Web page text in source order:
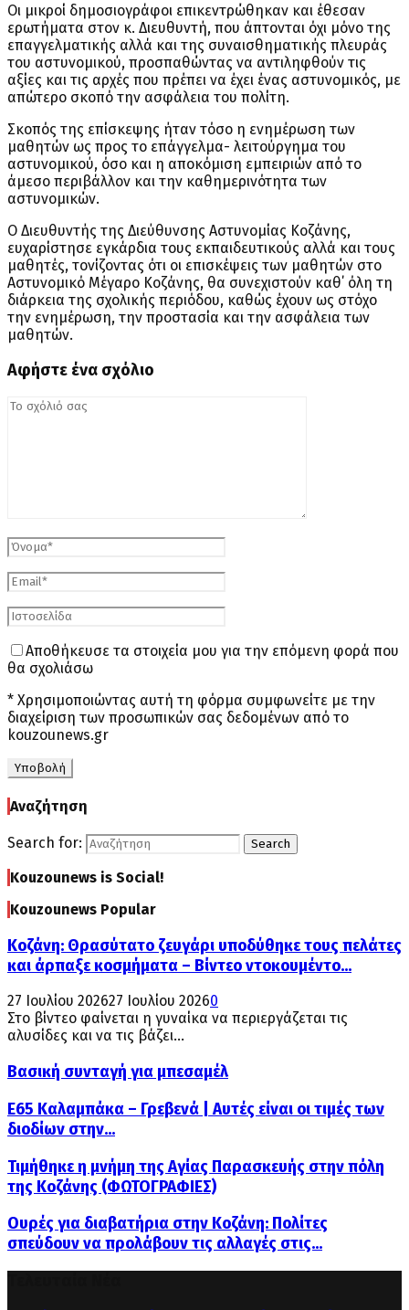
Οι μικροί δημοσιογράφοι επικεντρώθηκαν και έθεσαν
ερωτήματα στον κ. Διευθυντή, που άπτονται όχι μόνο της
επαγγελματικής αλλά και της συναισθηματικής πλευράς
του αστυνομικού, προσπαθώντας να αντιληφθούν τις
αξίες και τις αρχές που πρέπει να έχει ένας αστυνομικός, με
απώτερο σκοπό την ασφάλεια του πολίτη.
Σκοπός της επίσκεψης ήταν τόσο η ενημέρωση των
μαθητών ως προς το επάγγελμα- λειτούργημα του
αστυνομικού, όσο και η αποκόμιση εμπειριών από το
άμεσο περιβάλλον και την καθημερινότητα των
αστυνομικών.
Ο Διευθυντής της Διεύθυνσης Αστυνομίας Κοζάνης,
ευχαρίστησε εγκάρδια τους εκπαιδευτικούς αλλά και τους
μαθητές, τονίζοντας ότι οι επισκέψεις των μαθητών στο
Αστυνομικό Μέγαρο Κοζάνης, θα συνεχιστούν καθ΄ όλη τη
διάρκεια της σχολικής περιόδου, καθώς έχουν ως στόχο
την ενημέρωση, την προστασία και την ασφάλεια των
μαθητών.
Αφήστε ένα σχόλιο
Αποθήκευσε τα στοιχεία μου για την επόμενη φορά που
θα σχολιάσω
* Χρησιμοποιώντας αυτή τη φόρμα συμφωνείτε με την
διαχείριση των προσωπικών σας δεδομένων από το
kouzounews.gr
Αναζήτηση
Search for: Search
Kouzounews is Social!
Kouzounews Popular
Κοζάνη: Θρασύτατο ζευγάρι υποδύθηκε τους πελάτες
και άρπαξε κοσμήματα – Βίντεο ντοκουμέντο...
27 Ιουλίου 202627 Ιουλίου 20260
Στο βίντεο φαίνεται η γυναίκα να περιεργάζεται τις
αλυσίδες και να τις βάζει...
Βασική συνταγή για μπεσαμέλ
Ε65 Καλαμπάκα – Γρεβενά | Αυτές είναι οι τιμές των
διοδίων στην...
Τιμήθηκε η μνήμη της Αγίας Παρασκευής στην πόλη
της Κοζάνης (ΦΩΤΟΓΡΑΦΙΕΣ)
Ουρές για διαβατήρια στην Κοζάνη: Πολίτες
σπεύδουν να προλάβουν τις αλλαγές στις...